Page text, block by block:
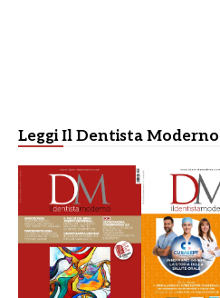
Leggi Il Dentista Moderno